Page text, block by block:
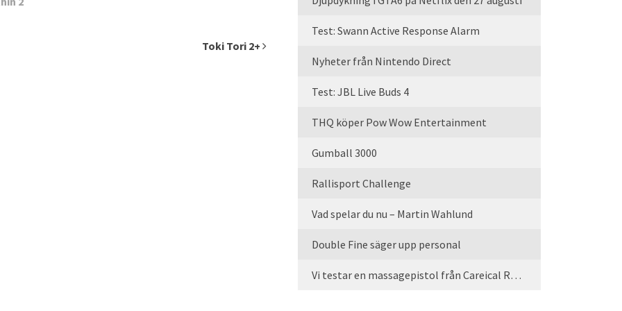
Toki Tori 2+
Test: Swann Active Response Alarm
Nyheter från Nintendo Direct
Test: JBL Live Buds 4
THQ köper Pow Wow Entertainment
Gumball 3000
Rallisport Challenge
Vad spelar du nu – Martin Wahlund
Double Fine säger upp personal
Vi testar en massagepistol från Careical Recovery